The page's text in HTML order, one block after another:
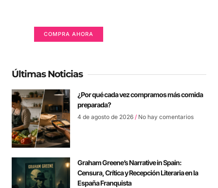
COMPRA AHORA
Últimas Noticias
¿Por qué cada vez compramos más comida
preparada?
4 de agosto de 2026 No hay comentarios
Graham Greene’s Narrative in Spain:
Censura, Crítica y Recepción Literaria en la
España Franquista